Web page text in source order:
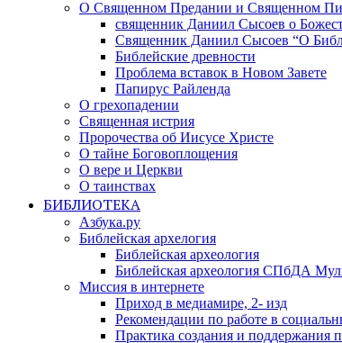
О Священном Предании и Священном
священник Даниил Сысоев о
Священник Даниил Сысоев “О
Библейские древности
Проблема вставок в Новом Завете
Папирус Райленда
О грехопадении
Священная истрия
Пророчества об Иисусе Христе
О тайне Боговоплощения
О вере и Церкви
О таинствах
БИБЛИОТЕКА
Азбука.ру
Библейская архелогия
Библейская археология
Библейская археология СПбДА
Миссия в интернете
Приход в медиамире, 2- изд
Рекомендации по работе в
Практика создания и поддержания